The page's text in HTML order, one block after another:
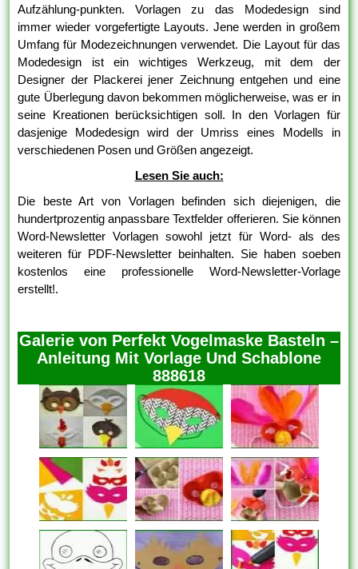
Aufzählung-punkten. Vorlagen zu das Modedesign sind
immer wieder vorgefertigte Layouts. Jene werden in großem
Umfang für Modezeichnungen verwendet. Die Layout für das
Modedesign ist ein wichtiges Werkzeug, mit dem der
Designer der Plackerei jener Zeichnung entgehen und eine
gute Überlegung davon bekommen möglicherweise, was er in
seine Kreationen berücksichtigen soll. In den Vorlagen für
dasjenige Modedesign wird der Umriss eines Modells in
verschiedenen Posen und Größen angezeigt.
Lesen Sie auch:
Die beste Art von Vorlagen befinden sich diejenigen, die
hundertprozentig anpassbare Textfelder offerieren. Sie können
Word-Newsletter Vorlagen sowohl jetzt für Word- als des
weiteren für PDF-Newsletter beinhalten. Sie haben soeben
kostenlos eine professionelle Word-Newsletter-Vorlage
erstellt!.
Galerie von Perfekt Vogelmaske Basteln –
Anleitung Mit Vorlage Und Schablone
888618